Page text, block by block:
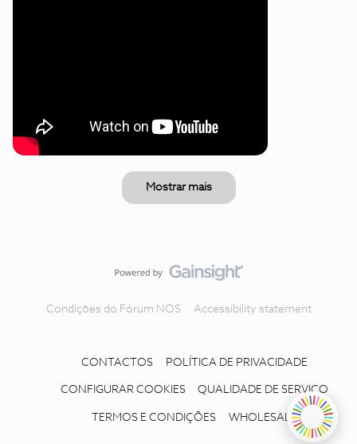
Mostrar mais
Condições do Fórum NOS Accessibility statement
CONTACTOS POLÍTICA DE PRIVACIDADE
CONFIGURAR COOKIES QUALIDADE DE SERVIÇO
TERMOS E CONDIÇÕES WHOLESALE